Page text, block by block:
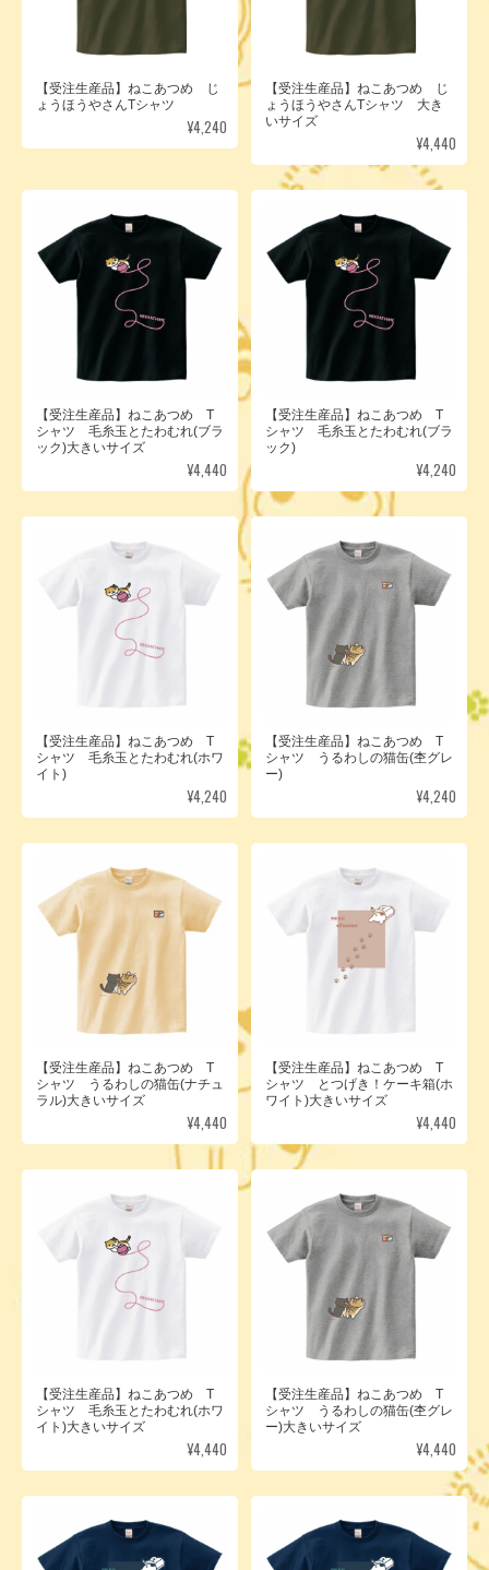
【受注生産品】ねこあつめ じ
ょうほうやさんTシャツ
¥4,240
【受注生産品】ねこあつめ じ
ょうほうやさんTシャツ 大き
いサイズ
¥4,440
【受注生産品】ねこあつめ T
シャツ 毛糸玉とたわむれ(ブラ
ック)大きいサイズ
¥4,440
【受注生産品】ねこあつめ T
シャツ 毛糸玉とたわむれ(ブラ
ック)
¥4,240
【受注生産品】ねこあつめ T
シャツ 毛糸玉とたわむれ(ホワ
イト)
¥4,240
【受注生産品】ねこあつめ T
シャツ うるわしの猫缶(杢グレ
ー)
¥4,240
【受注生産品】ねこあつめ T
シャツ うるわしの猫缶(ナチュ
ラル)大きいサイズ
¥4,440
【受注生産品】ねこあつめ T
シャツ とつげき！ケーキ箱(ホ
ワイト)大きいサイズ
¥4,440
【受注生産品】ねこあつめ T
シャツ 毛糸玉とたわむれ(ホワ
イト)大きいサイズ
¥4,440
【受注生産品】ねこあつめ T
シャツ うるわしの猫缶(杢グレ
ー)大きいサイズ
¥4,440